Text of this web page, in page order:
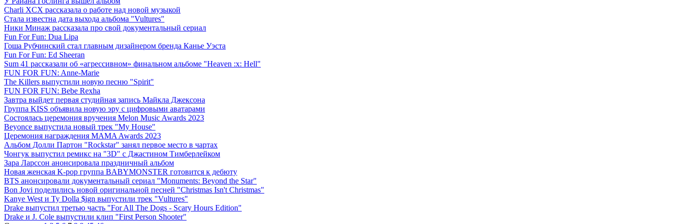
Charli XCX рассказала о работе над новой музыкой
Стала известна дата выхода альбома "Vultures"
Ники Минаж рассказала про свой документальный сериал
Fun For Fun: Dua Lipa
Гоша Рубчинский стал главным дизайнером бренда Канье Уэста
Fun For Fun: Ed Sheeran
Sum 41 рассказали об «агрессивном» финальном альбоме "Heaven :x: Hell"
FUN FOR FUN: Anne-Marie
The Killers выпустили новую песню "Spirit"
FUN FOR FUN: Bebe Rexha
Завтра выйдет первая студийная запись Майкла Джексона
Группа KISS объявила новую эру с цифровыми аватарами
Состоялась церемония вручения Melon Music Awards 2023
Beyonce выпустила новый трек "My House"
Церемония награждения MAMA Awards 2023
Альбом Долли Партон "Rockstar" занял первое место в чартах
Чонгук выпустил ремикс на "3D" с Джастином Тимберлейком
Зара Ларссон анонсировала праздничный альбом
Новая женская K-pop группа BABYMONSTER готовится к дебюту
BTS анонсировали документальный сериал "Monuments: Beyond the Star"
Bon Jovi поделились новой оригинальной песней "Christmas Isn't Christmas"
Kanye West и Ty Dolla $ign выпустили трек "Vultures"
Drake выпустил третью часть "For All The Dogs - Scary Hours Edition"
Drake и J. Cole выпустили клип "First Person Shooter"